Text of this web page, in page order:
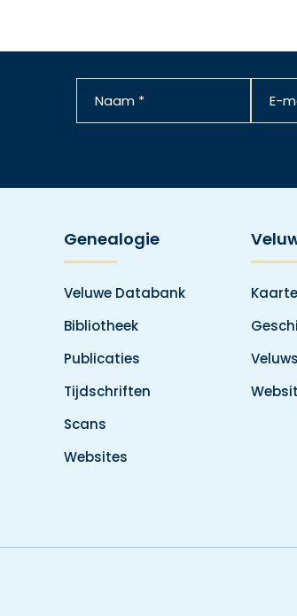
Genealogie
Veluwe Databank
Bibliotheek
Publicaties
Tijdschriften
Scans
Websites